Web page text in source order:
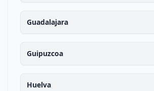
Guadalajara
Guipuzcoa
Huelva